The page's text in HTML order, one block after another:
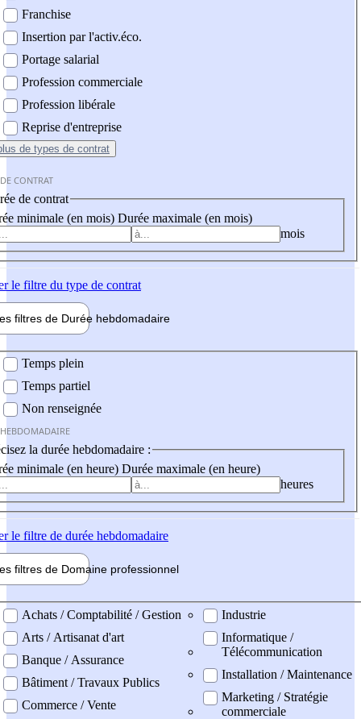
Franchise
Insertion par l'activ.éco.
Portage salarial
Profession commerciale
Profession libérale
Reprise d'entreprise
de types de contrat
CONTRAT
de contrat
minimale (en mois) Durée maximale (en mois)
mois
le filtre du type de contrat
filtres de Durée hebdomadaire
Temps plein
Temps partiel
Non renseignée
la durée hebdomadaire :
minimale (en heure) Durée maximale (en heure)
heures
le filtre de durée hebdomadaire
filtres de Domaine professionnel
professionel
Achats / Comptabilité / Gestion
Arts / Artisanat d'art
Banque / Assurance
Bâtiment / Travaux Publics
Commerce / Vente
Industrie
Informatique /
Télécommunication
Installation / Maintenance
Marketing / Stratégie
commerciale